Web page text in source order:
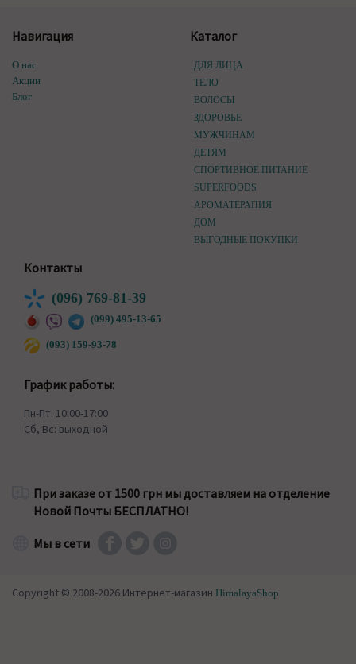
Навигация
О нас
Акции
Блог
Каталог
ДЛЯ ЛИЦА
ТЕЛО
ВОЛОСЫ
ЗДОРОВЬЕ
МУЖЧИНАМ
ДЕТЯМ
СПОРТИВНОЕ ПИТАНИЕ
SUPERFOODS
АРОМАТЕРАПИЯ
ДОМ
ВЫГОДНЫЕ ПОКУПКИ
Контакты
(096) 769-81-39
(099) 495-13-65
(093) 159-93-78
График работы:
Пн-Пт: 10:00-17:00
Сб, Вс: выходной
При заказе от 1500 грн мы доставляем на отделение
Новой Почты БЕСПЛАТНО!
Мы в сети
Copyright © 2008-2026 Интернет-магазин HimalayaShop